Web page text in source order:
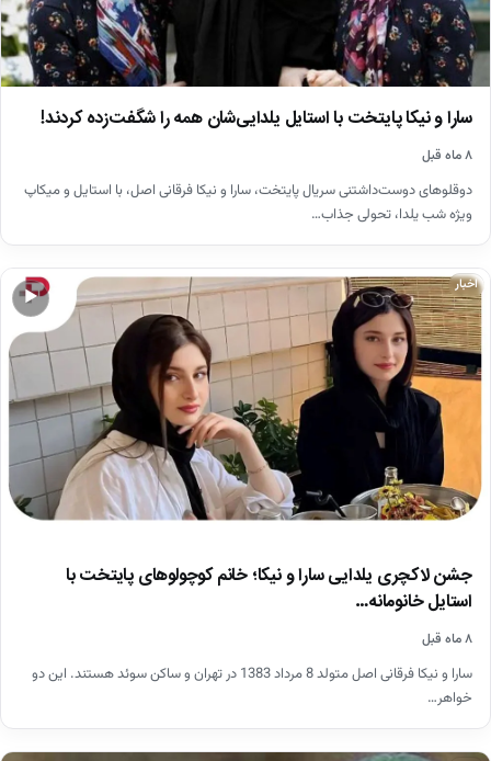
سارا و نیکا پایتخت با استایل یلدایی‌شان همه را شگفت‌زده کردند!
۸ ماه قبل
دوقلوهای دوست‌داشتنی سریال پایتخت، سارا و نیکا فرقانی اصل، با استایل و میکاپ
ویژه شب یلدا، تحولی جذاب…
▶
اخبار
جشن لاکچری یلدایی سارا و نیکا؛ خانم کوچولوهای پایتخت با
استایل خانومانه…
۸ ماه قبل
سارا و نیکا فرقانی اصل متولد 8 مرداد 1383 در تهران و ساکن سوئد هستند. این دو
خواهر…